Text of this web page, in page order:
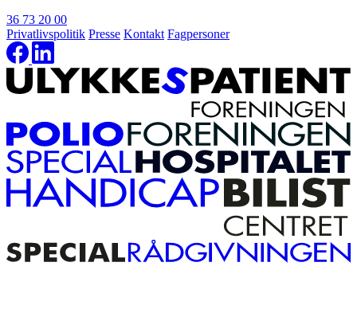
36 73 20 00
Privatlivspolitik Presse Kontakt Fagpersoner